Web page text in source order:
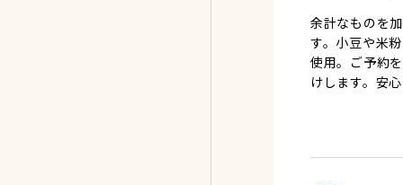
余計なものを
す。小豆や米
使用。ご予約
けします。安